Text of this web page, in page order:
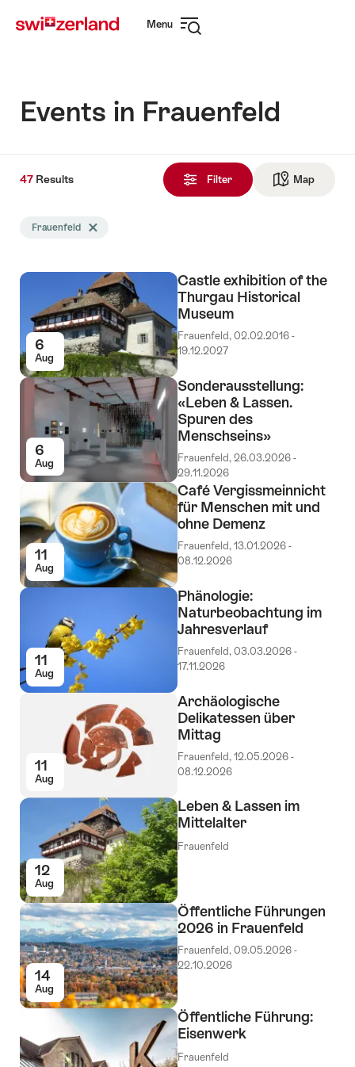
navigation
Menu
Events in Frauenfeld
Results
Filter Map
47 Results
filtered
following
Frauenfeld Delete Frauenfeld tag
6
Aug
Castle exhibition of the
Thurgau Historical
Museum
Frauenfeld, 02.02.2016 -
19.12.2027
6
Aug
Sonderausstellung:
«Leben & Lassen.
Spuren des
Menschseins»
Frauenfeld, 26.03.2026 -
29.11.2026
11
Aug
Café Vergissmeinnicht
für Menschen mit und
ohne Demenz
Frauenfeld, 13.01.2026 -
08.12.2026
11
Aug
Phänologie:
Naturbeobachtung im
Jahresverlauf
Frauenfeld, 03.03.2026 -
17.11.2026
11
Aug
Archäologische
Delikatessen über
Mittag
Frauenfeld, 12.05.2026 -
08.12.2026
12
Aug
Leben & Lassen im
Mittelalter
Frauenfeld
14
Aug
Öffentliche Führungen
2026 in Frauenfeld
Frauenfeld, 09.05.2026 -
22.10.2026
Öffentliche Führung:
Eisenwerk
Frauenfeld